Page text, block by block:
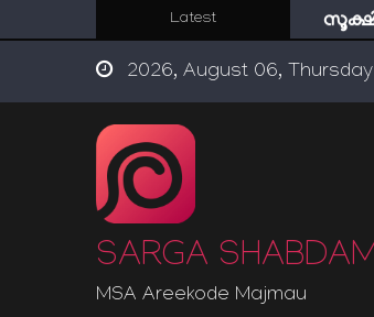
Latest
2026, August 06, Thursday
SARGA
MSA Areekode Majmau